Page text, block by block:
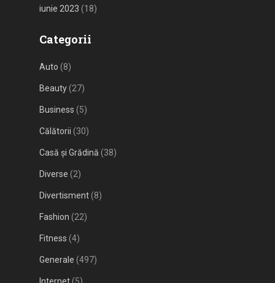
iunie 2023 (18)
Categorii
Auto (8)
Beauty(27)
Business (5)
Călătorii (30)
Casă și Grădină (38)
Diverse (2)
Divertisment(8)
Fashion (22)
Fitness (4)
Generale (497)
Internet(5)